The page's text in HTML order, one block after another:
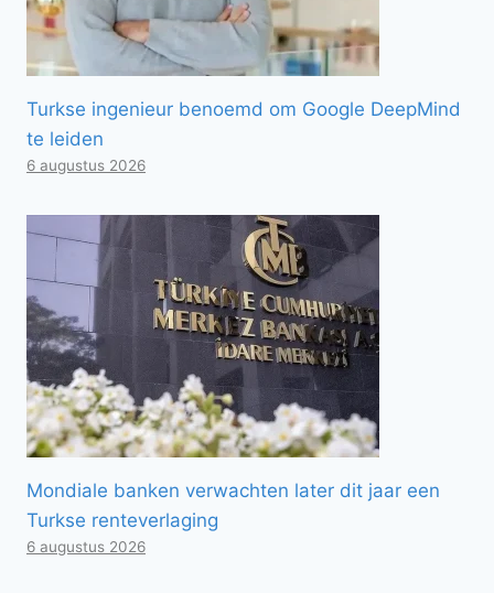
Turkse ingenieur benoemd om Google DeepMind
te leiden
6 augustus 2026
Mondiale banken verwachten later dit jaar een
Turkse renteverlaging
6 augustus 2026